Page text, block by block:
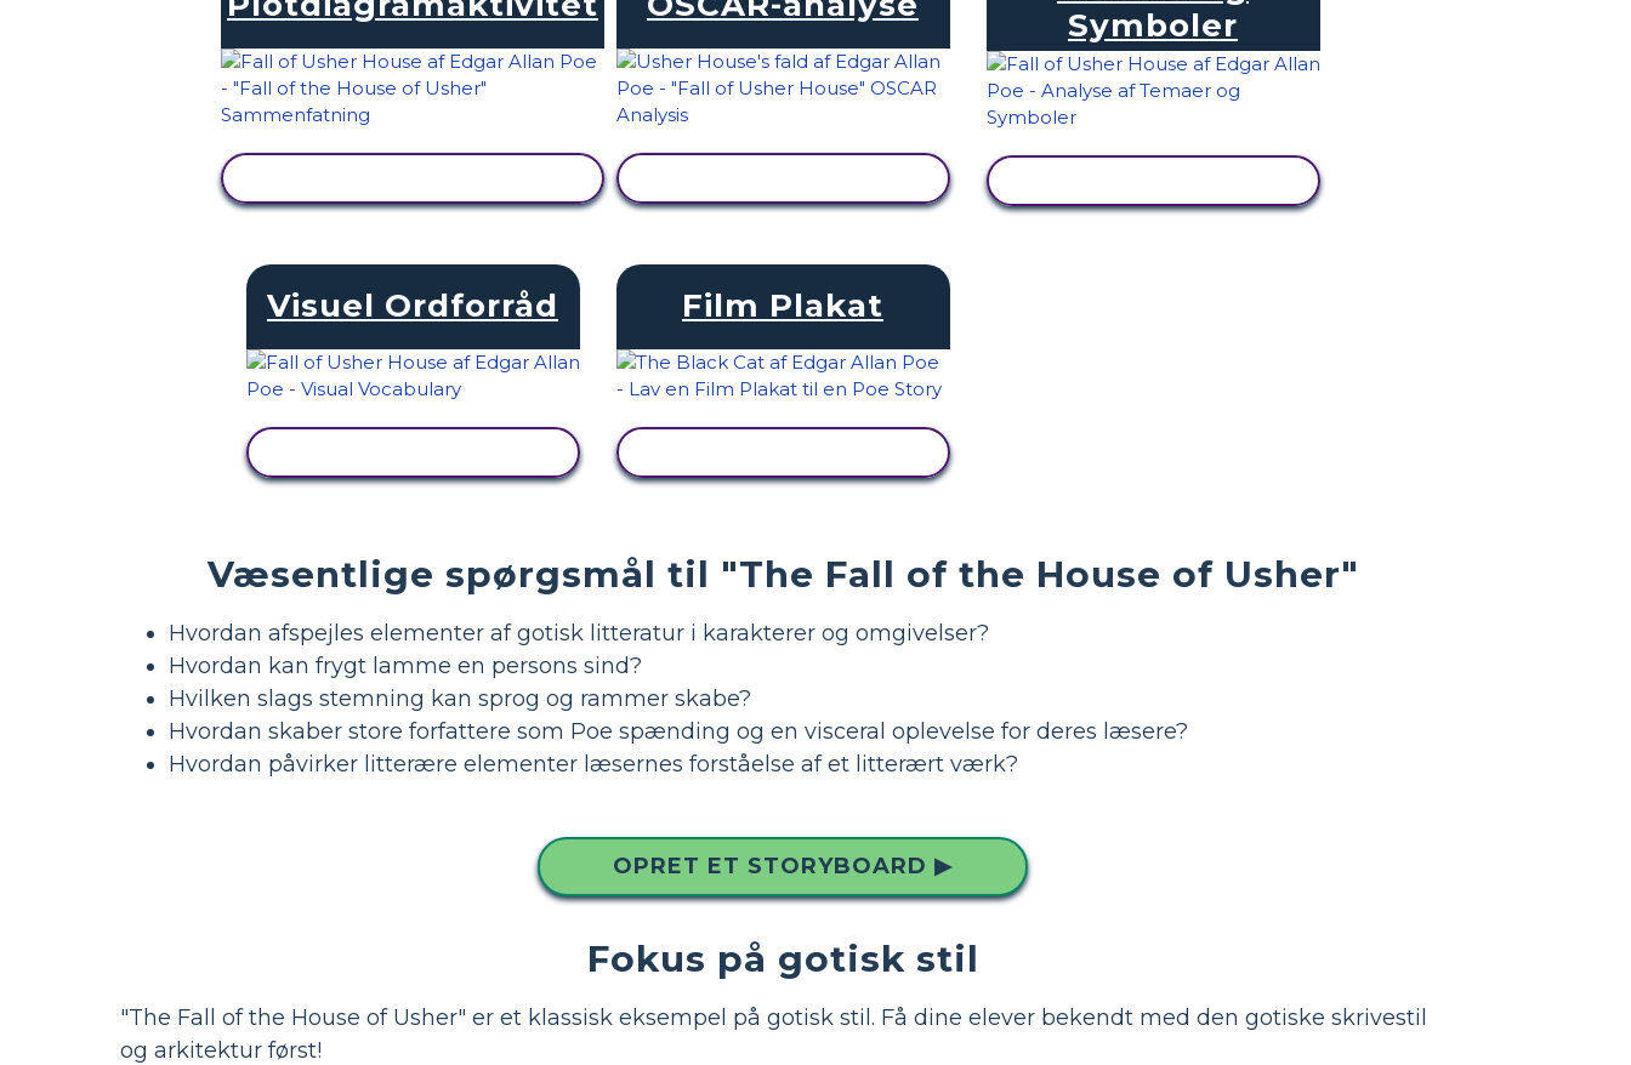
Symboler
Visuel Ordforråd Film Plakat
Væsentlige spørgsmål til "The Fall of the House of Usher"
Hvordan afspejles elementer af gotisk litteratur i karakterer og omgivelser?
Hvordan kan frygt lamme en persons sind?
Hvilken slags stemning kan sprog og rammer skabe?
Hvordan skaber store forfattere som Poe spænding og en visceral oplevelse for deres læsere?
Hvordan påvirker litterære elementer læsernes forståelse af et litterært værk?
OPRET ET STORYBOARD ▶
Fokus på gotisk stil
"The Fall of the House of Usher" er et klassisk eksempel på gotisk stil. Få dine elever bekendt med den gotiske skrivestil
og arkitektur først!